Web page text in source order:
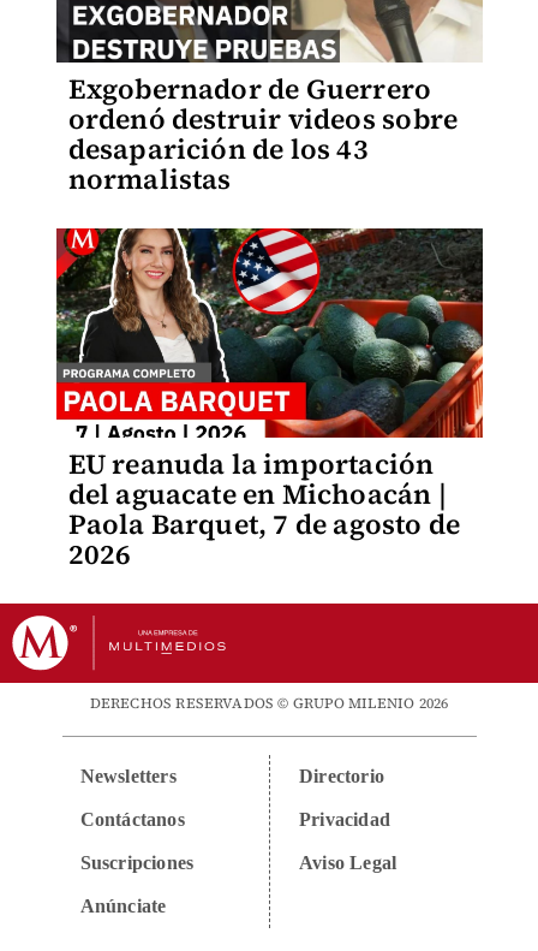
Exgobernador de Guerrero
ordenó destruir videos sobre
desaparición de los 43
normalistas
EU reanuda la importación
del aguacate en Michoacán |
Paola Barquet, 7 de agosto de
2026
DERECHOS RESERVADOS © GRUPO MILENIO 2026
Newsletters
Contáctanos
Suscripciones
Anúnciate
Directorio
Privacidad
Aviso Legal